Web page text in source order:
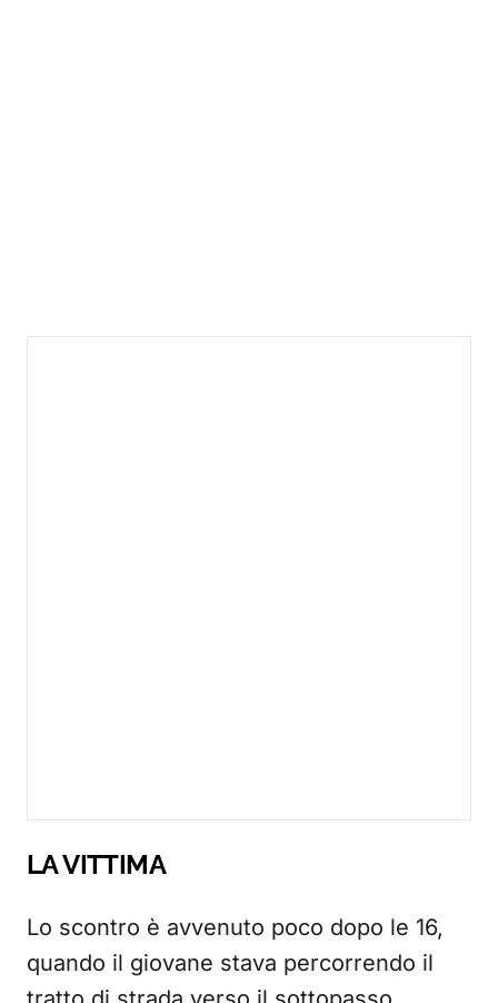
LA VITTIMA
Lo scontro è avvenuto poco dopo le 16,
quando il giovane stava percorrendo il